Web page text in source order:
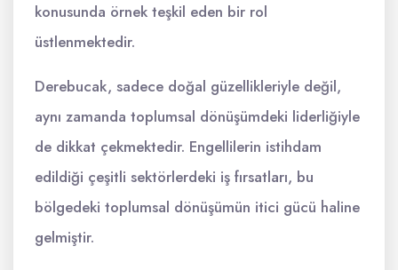
konusunda örnek teşkil eden bir rol
üstlenmektedir.
Derebucak, sadece doğal güzellikleriyle değil,
aynı zamanda toplumsal dönüşümdeki liderliğiyle
de dikkat çekmektedir. Engellilerin istihdam
edildiği çeşitli sektörlerdeki iş fırsatları, bu
bölgedeki toplumsal dönüşümün itici gücü haline
gelmiştir.